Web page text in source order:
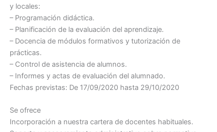
y locales:
– Programación didáctica.
– Planificación de la evaluación del aprendizaje.
– Docencia de módulos formativos y tutorización de
prácticas.
– Control de asistencia de alumnos.
– Informes y actas de evaluación del alumnado.
Fechas previstas: De 17/09/2020 hasta 29/10/2020
Se ofrece
Incorporación a nuestra cartera de docentes habituales.